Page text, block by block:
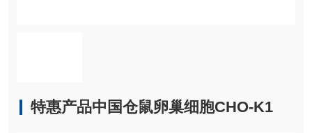
特惠产品中国仓鼠卵巢细胞CHO-K1